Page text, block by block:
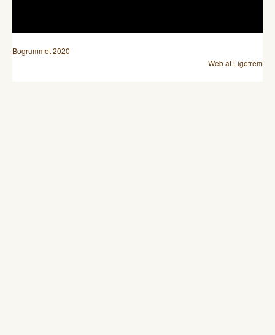
Bogrummet 2020
Web af Ligefrem